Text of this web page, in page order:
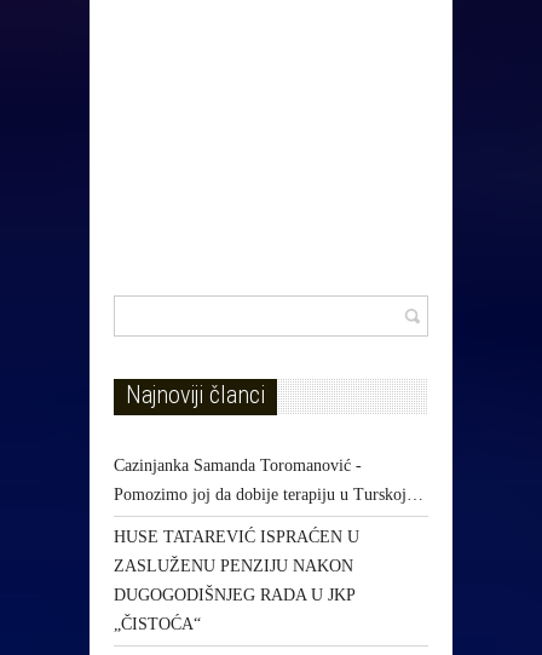
Najnoviji članci
Cazinjanka Samanda Toromanović -
Pomozimo joj da dobije terapiju u Turskoj…
HUSE TATAREVIĆ ISPRAĆEN U
ZASLUŽENU PENZIJU NAKON
DUGOGODIŠNJEG RADA U JKP
„ČISTOĆA“